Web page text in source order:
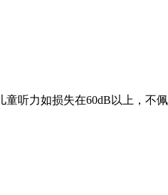
听力如损失在60dB以上，不